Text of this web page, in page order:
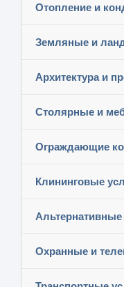
Отопление и
Земляные и
Архитектура и
Столярные и
Ограждающие
Клининговые
Альтернативные
Охранные и